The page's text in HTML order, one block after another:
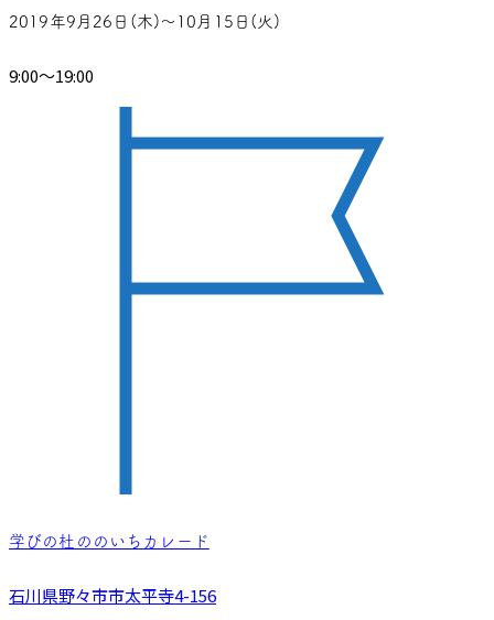
2019年9月26日(木)～10月15日(火)
9:00～19:00
学びの杜ののいちカレード
石川県野々市市太平寺4-156